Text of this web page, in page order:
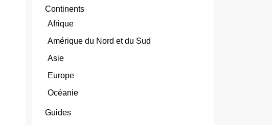
Continents
Afrique
Amérique du Nord et du Sud
Asie
Europe
Océanie
Guides